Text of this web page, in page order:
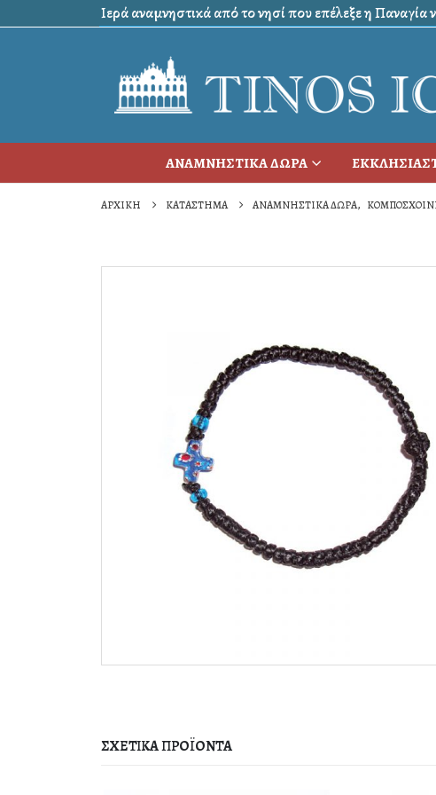
Ιερά αναμνηστικά από το νησί που επέλεξε η Παναγία
ΑΝΑΜΝΗΣΤΙΚΑ ΔΩΡΑ
ΑΡΧΙΚΉ ΚΑΤΆΣΤΗΜΑ ΑΝΑΜΝΗΣΤΙΚΑ ΔΩΡΑ,
ΣΧΕΤΙΚΆ ΠΡΟΪΌΝΤΑ